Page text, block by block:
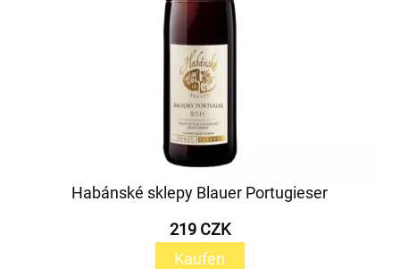
Habánské sklepy Blauer Portugieser
219 CZK
Kaufen